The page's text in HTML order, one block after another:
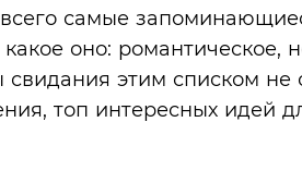
самые
оно: романтическое,
свидания этим списком
топ интересных идей